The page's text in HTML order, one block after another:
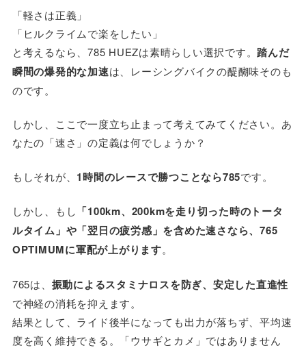
「軽さは正義」
「ヒルクライムで楽をしたい」
と考えるなら、785 HUEZは素晴らしい選択です。 踏んだ
瞬間の爆発的な加速は、レーシングバイクの醍醐味そのも
のです。
しかし、ここで一度立ち止まって考えてみてください。あ
なたの「速さ」の定義は何でしょうか？
もしそれが、 1時間のレースで勝つことなら785です。
しかし、もし 「100km、200kmを走り切った時のトータ
ルタイム」や「翌日の疲労感」を含めた速さなら、765
OPTIMUMに軍配が上がります。
765は、 振動によるスタミナロスを防ぎ、安定した直進性
で神経の消耗を抑えます。
結果として、ライド後半になっても出力が落ちず、平均速
度を高く維持できる。「ウサギとカメ」ではありません